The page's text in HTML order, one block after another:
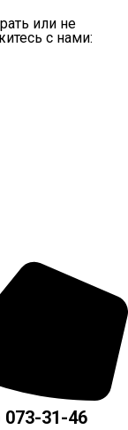
или не
с нами:
073-31-46